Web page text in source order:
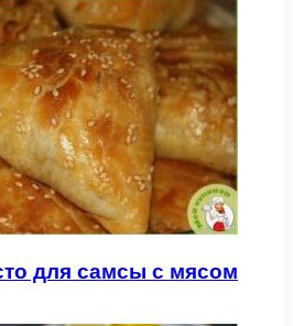
для самсы с мясом